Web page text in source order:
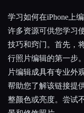
学习如何在iPhone上
许多资源可供您学习
技巧和窍门。首先，
行照片编辑的第一步。
片编辑成具有专业外
帮助您了解该链接提
整颜色或亮度。尝试